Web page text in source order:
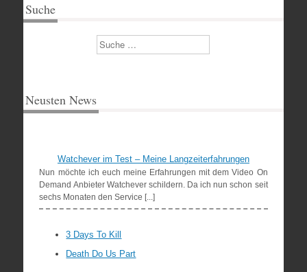
Suche
Suchen
Neusten News
Watchever im Test – Meine Langzeiterfahrungen
Nun möchte ich euch meine Erfahrungen mit dem Video On
Demand Anbieter Watchever schildern. Da ich nun schon seit
sechs Monaten den Service [...]
3 Days To Kill
Death Do Us Part